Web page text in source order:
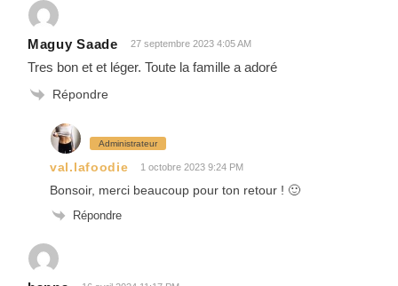
Maguy Saade 27 septembre 2023 4:05 AM
Tres bon et et léger. Toute la famille a adoré
Répondre
Administrateur
val.lafoodie 1 octobre 2023 9:24 PM
Bonsoir, merci beaucoup pour ton retour ! 🙂
Répondre